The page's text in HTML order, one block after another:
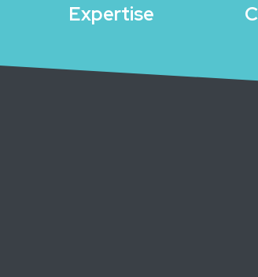
Expertise